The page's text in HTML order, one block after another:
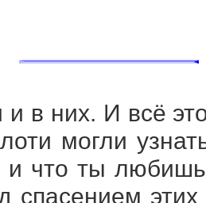
и в них. И всё
могли
что ты любишь
спасением